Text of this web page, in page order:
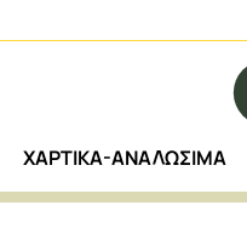
ΧΑΡΤΙΚΑ-ΑΝΑΛΩΣΙΜΑ